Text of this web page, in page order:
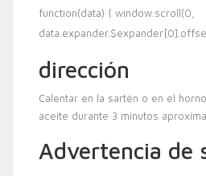
function(data) { window.scroll(0,
dirección
Calentar en la sartén o en el
aceite durante 3 minutos
Advertencia de